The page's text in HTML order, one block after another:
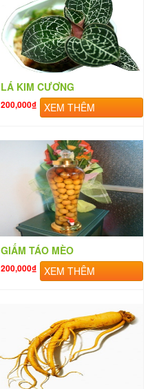
LÁ KIM CƯƠNG
200,000₫ XEM THÊM
GIẤM TÁO MÈO
200,000₫ XEM THÊM